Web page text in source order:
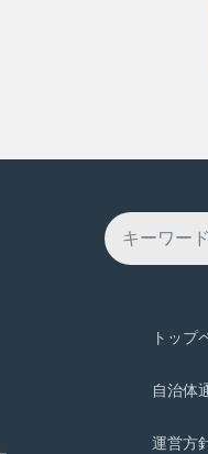
トップ
自治体
運営方